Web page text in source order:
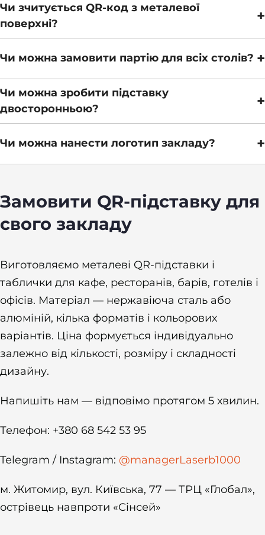
Чи зчитується QR-код з металевої
поверхні?
+
Чи можна замовити партію для всіх столів? +
Чи можна зробити підставку
двосторонньою?
+
Чи можна нанести логотип закладу? +
Замовити QR-підставку для
свого закладу
Виготовляємо металеві QR-підставки і
таблички для кафе, ресторанів, барів, готелів і
офісів. Матеріал — нержавіюча сталь або
алюміній, кілька форматів і кольорових
варіантів. Ціна формується індивідуально
залежно від кількості, розміру і складності
дизайну.
Напишіть нам — відповімо протягом 5 хвилин.
Телефон: +380 68 542 53 95
Telegram / Instagram: @managerLaserb1000
м. Житомир, вул. Київська, 77 — ТРЦ «Глобал»,
острівець навпроти «Сінсей»